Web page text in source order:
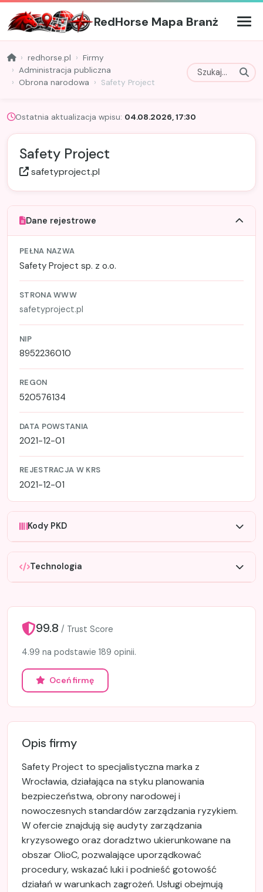
RedHorse Mapa Branż
redhorse.pl
Firmy
Administracja publiczna
Obrona narodowa
Safety Project
Ostatnia aktualizacja wpisu: 04.08.2026, 17:30
Safety Project
safetyproject.pl
Dane rejestrowe
PEŁNA NAZWA
Safety Project sp. z o.o.
STRONA WWW
safetyproject.pl
NIP
8952236010
REGON
520576134
DATA POWSTANIA
2021-12-01
REJESTRACJA W KRS
2021-12-01
Kody PKD
Technologia
99.8 / Trust Score
4.99 na podstawie 189 opinii.
Oceń firmę
Opis firmy
Safety Project to specjalistyczna marka z
Wrocławia, działająca na styku planowania
bezpieczeństwa, obrony narodowej i
nowoczesnych standardów zarządzania ryzykiem.
W ofercie znajdują się audyty zarządzania
kryzysowego oraz doradztwo ukierunkowane na
obszar OIioC, pozwalające uporządkować
procedury, wskazać luki i podnieść gotowość
działań w warunkach zagrożeń. Usługi obejmują